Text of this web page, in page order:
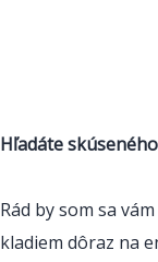
Hľadáte
Rád by som sa
kladiem dôraz na